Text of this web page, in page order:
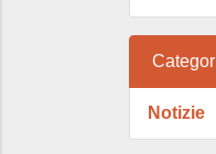
Notizie